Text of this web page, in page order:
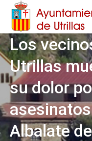
Los
Utrillas
su dolor
Albalate